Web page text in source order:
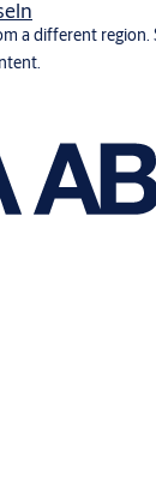
a different